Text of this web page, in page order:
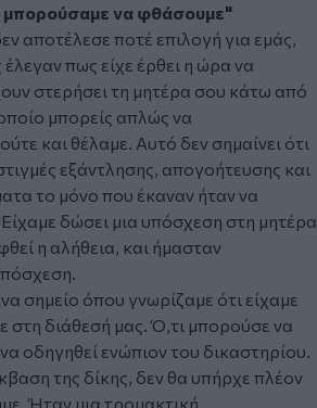
μπορούσαμε να φθάσουμε"
αποτέλεσε ποτέ επιλογή για εμάς,
πως είχε έρθει η ώρα να
στερήσει τη μητέρα σου κάτω από
μπορείς απλώς να
και θέλαμε. Αυτό δεν σημαίνει ότι
εξάντλησης, απογοήτευσης και
το μόνο που έκαναν ήταν να
δώσει μια υπόσχεση στη μητέρα
η αλήθεια, και ήμασταν
σημείο όπου γνωρίζαμε ότι είχαμε
στη διάθεσή μας. Ό,τι μπορούσε να
οδηγηθεί ενώπιον του δικαστηρίου.
της δίκης, δεν θα υπήρχε πλέον
Ήταν μια τρομακτική